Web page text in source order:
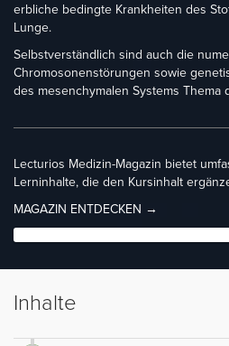
erbliche bedingte Krankheiten des
Lunge.
Selbstverständlich sind auch die
Chromosonenstörungen sowie
des mesenchymalen Systems Thema
Lecturios Medizin-Magazin bietet
Lerninhalte, die den Kursinhalt
MAGAZIN ENTDECKEN →
Inhalte